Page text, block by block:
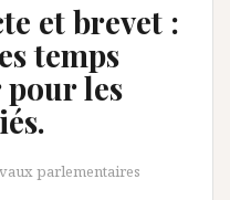
et brevet :
temps
les
parlementaires